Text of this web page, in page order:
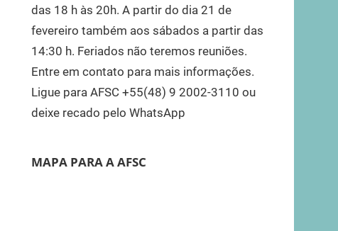
das 18 h às 20h. A partir do dia 21 de
fevereiro também aos sábados a partir das
14:30 h. Feriados não teremos reuniões.
Entre em contato para mais informações.
Ligue para AFSC +55(48) 9 2002-3110 ou
deixe recado pelo WhatsApp
MAPA PARA A AFSC